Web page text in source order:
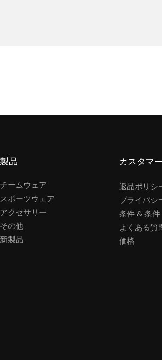
製品
チームウェア
スポーツウェア
アクセサリー
その他
新製品
カスタマ
返品ポリシ
プライバシ
条件 & 条件
よくある質
価格